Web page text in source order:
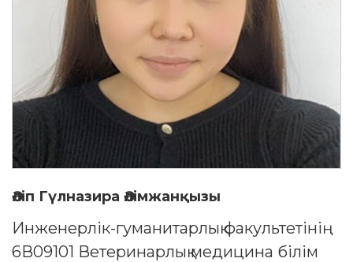
Әліп Гүлназира Әлімжанқызы
Инженерлік-гуманитарлық факультетінің
6В09101 Ветеринарлық медицина білім